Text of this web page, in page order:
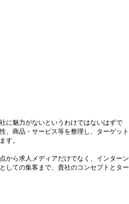
に魅力がないというわけではないはずで
、商品・サービス等を整理し、ターゲット
す。
から求人メディアだけでなく、インターン
しての集客まで、貴社のコンセプトとター